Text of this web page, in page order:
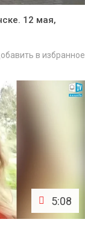
12 мая,
в избранное
5:08